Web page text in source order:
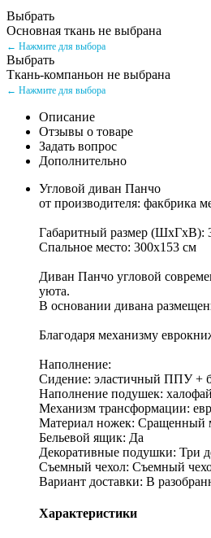
Выбрать
Основная ткань не выбрана
← Нажмите для выбора
Выбрать
Ткань-компаньон не выбрана
← Нажмите для выбора
Описание
Отзывы о товаре
Задать вопрос
Дополнительно
Угловой диван Панчо
от производителя: факбрика
Габаритный размер (ШхГхВ):
Спальное место: 300х153 см
Диван Панчо угловой
уюта.
В основании дивана
Благодаря механизму
Наполнение:
Сидение: эластичный ППУ +
Наполнение подушек:
Механизм трансформации:
Материал ножек: Сращенный
Бельевой ящик: Да
Декоративные подушки: Три
Съемный чехол: Съемный
Вариант доставки: В
Характеристики